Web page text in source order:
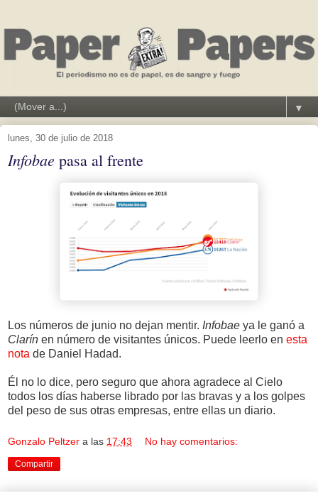
▼
lunes, 30 de julio de 2018
Infobae pasa al frente
Los números de junio no dejan mentir. Infobae ya le ganó a
Clarín en número de visitantes únicos. Puede leerlo en esta
nota de Daniel Hadad.
Él no lo dice, pero seguro que ahora agradece al Cielo
todos los días haberse librado por las bravas y a los golpes
del peso de sus otras empresas, entre ellas un diario.
Gonzalo Peltzer a las 17:43 No hay comentarios:
Compartir